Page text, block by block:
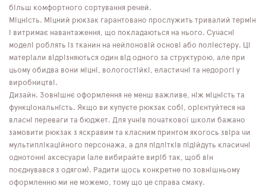
більш комфортного сортування речей.
Міцність. Міцний рюкзак гарантовано прослужить тривалий термін
і витримає навантаження, що покладаються на нього. Сучасні
моделі роблять із тканин на нейлоновій основі або поліестеру. Ці
матеріали відрізняються один від одного за структурою, але при
цьому обидва вони міцні, вологостійкі, еластичні та недорогі у
виробництві.
Дизайн. Зовнішнє оформлення не менш важливе, ніж міцність та
функціональність. Якщо ви купуєте рюкзак собі, орієнтуйтеся на
власні переваги та бюджет. Для учнів початкової школи бажано
замовити рюкзак з яскравим та класним принтом якогось звіра чи
мультиплікаційного персонажа, а для підлітків підійдуть класичні
однотонні аксесуари (але вибирайте виріб так, щоб він
поєднувався з одягом). Радити щось конкретне по зовнішньому
оформленню ми не можемо, тому що це справа смаку.